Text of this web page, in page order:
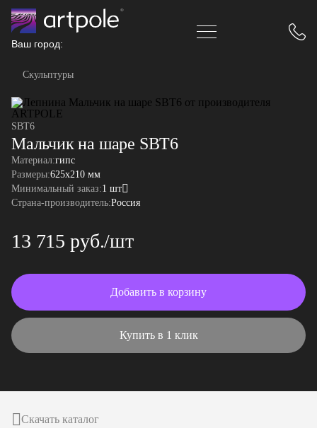
Ваш город:
Скульптуры
SBT6
Мальчик на шаре SBT6
Материал:гипс
Размеры:625x210 мм
Минимальный заказ:1 шт
Страна-производитель:Россия
13 715 руб./шт
Добавить в корзину
Купить в 1 клик
Скачать каталог